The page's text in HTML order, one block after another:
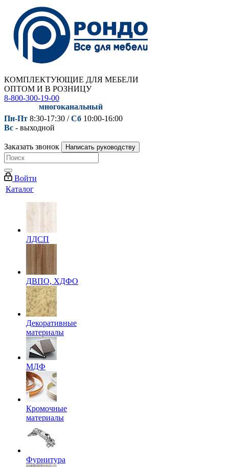
КОМПЛЕКТУЮЩИЕ ДЛЯ МЕБЕЛИ
ОПТОМ И В РОЗНИЦУ
8-800-300-19-00
многоканальный
Пн-Пт 8:30-17:30 /Сб 10:00-16:00
Вс - выходной
Заказать звонок Написать руководству
Войти
Каталог
ЛДСП
ДВПО, ХДФО
Декоративные
материалы
МДФ
Кромочные
материалы
Фурнитура